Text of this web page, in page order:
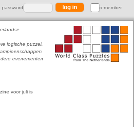
password remember
logische puzzel,
evenementen
voor juli is